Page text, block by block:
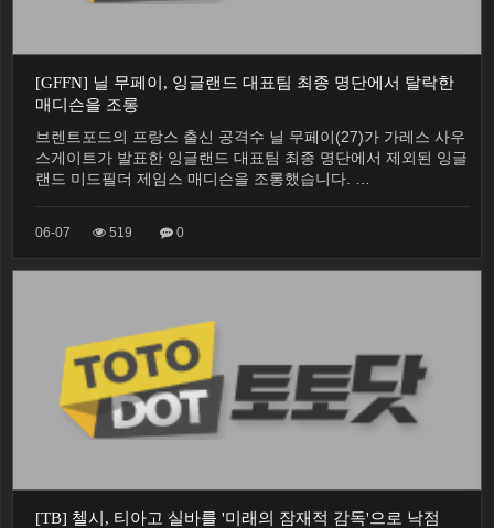
[GFFN] 닐 무페이, 잉글랜드 대표팀 최종 명단에서 탈락한
매디슨을 조롱
브렌트포드의 프랑스 출신 공격수 닐 무페이(27)가 가레스 사우
스게이트가 발표한 잉글랜드 대표팀 최종 명단에서 제외된 잉글
랜드 미드필더 제임스 매디슨을 조롱했습니다. …
06-07 519 0
[TB] 첼시, 티아고 실바를 '미래의 잠재적 감독'으로 낙점